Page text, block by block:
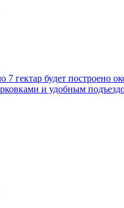
7 гектар будет построено
и удобным